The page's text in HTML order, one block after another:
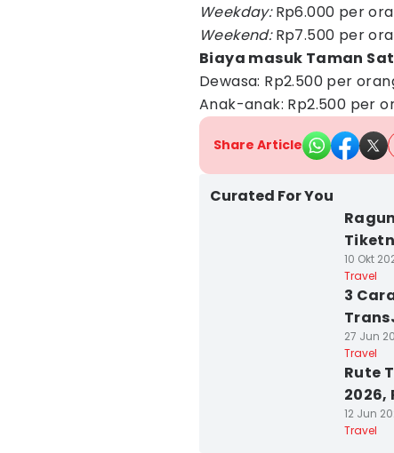
Weekday:Rp6.000 per
Weekend:Rp7.500 per
Biaya masuk Taman
Dewasa: Rp2.500 per
Anak-anak: Rp2.500 per
Share Article
Curated For You
10 Okt
Travel
3
27 Jun
Travel
Rute
2026,
12 Jun
Travel